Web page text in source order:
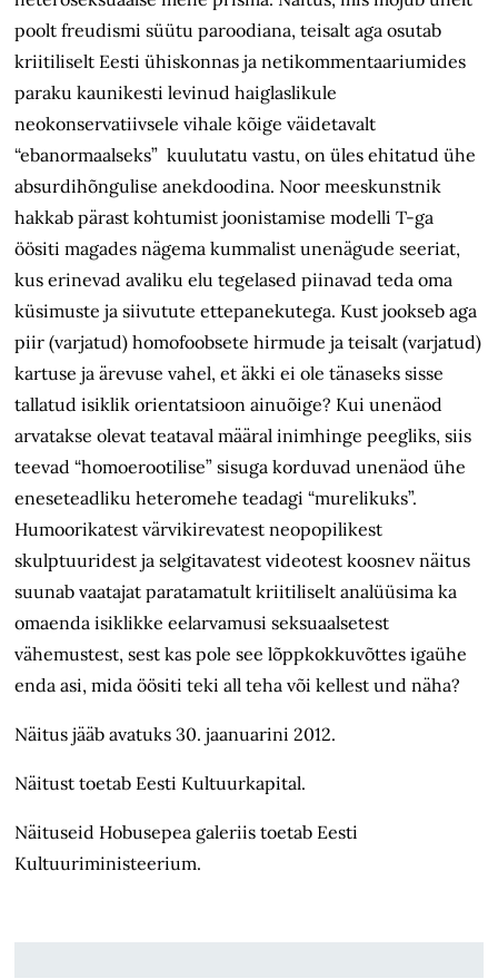
poolt freudismi süütu paroodiana, teisalt aga osutab
kriitiliselt Eesti ühiskonnas ja netikommentaariumides
paraku kaunikesti levinud haiglaslikule
neokonservatiivsele vihale kõige väidetavalt
“ebanormaalseks” kuulutatu vastu, on üles ehitatud ühe
absurdihõngulise anekdoodina. Noor meeskunstnik
hakkab pärast kohtumist joonistamise modelli T-ga
öösiti magades nägema kummalist unenägude seeriat,
kus erinevad avaliku elu tegelased piinavad teda oma
küsimuste ja siivutute ettepanekutega. Kust jookseb aga
piir (varjatud) homofoobsete hirmude ja teisalt (varjatud)
kartuse ja ärevuse vahel, et äkki ei ole tänaseks sisse
tallatud isiklik orientatsioon ainuõige? Kui unenäod
arvatakse olevat teataval määral inimhinge peegliks, siis
teevad “homoerootilise” sisuga korduvad unenäod ühe
eneseteadliku heteromehe teadagi “murelikuks”.
Humoorikatest värvikirevatest neopopilikest
skulptuuridest ja selgitavatest videotest koosnev näitus
suunab vaatajat paratamatult kriitiliselt analüüsima ka
omaenda isiklikke eelarvamusi seksuaalsetest
vähemustest, sest kas pole see lõppkokkuvõttes igaühe
enda asi, mida öösiti teki all teha või kellest und näha?
Näitus jääb avatuks 30. jaanuarini 2012.
Näitust toetab Eesti Kultuurkapital.
Näituseid Hobusepea galeriis toetab Eesti
Kultuuriministeerium.